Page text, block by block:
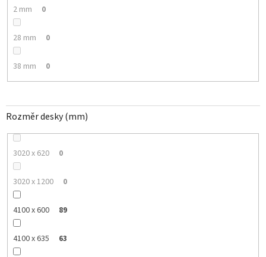
2 mm 0
28 mm 0
38 mm 0
Rozměr desky (mm)
3020 x 620 0
3020 x 1200 0
4100 x 600 89
4100 x 635 63